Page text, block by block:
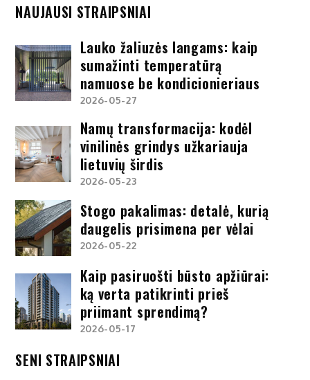
NAUJAUSI STRAIPSNIAI
Lauko žaliuzės langams: kaip
sumažinti temperatūrą
namuose be kondicionieriaus
2026-05-27
Namų transformacija: kodėl
vinilinės grindys užkariauja
lietuvių širdis
2026-05-23
Stogo pakalimas: detalė, kurią
daugelis prisimena per vėlai
2026-05-22
Kaip pasiruošti būsto apžiūrai:
ką verta patikrinti prieš
priimant sprendimą?
2026-05-17
SENI STRAIPSNIAI